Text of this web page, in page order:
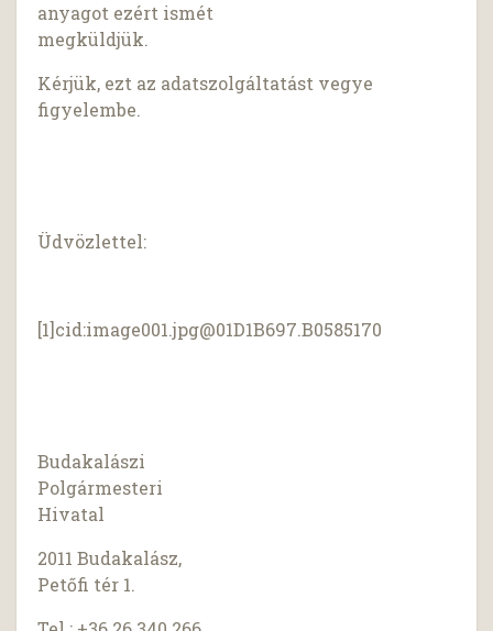
anyagot ezért ismét
megküldjük.
Kérjük, ezt az adatszolgáltatást vegye
figyelembe.
Üdvözlettel:
[1]cid:image001.jpg@01D1B697.B0585170
Budakalászi
Polgármesteri
Hivatal
2011 Budakalász,
Petőfi tér 1.